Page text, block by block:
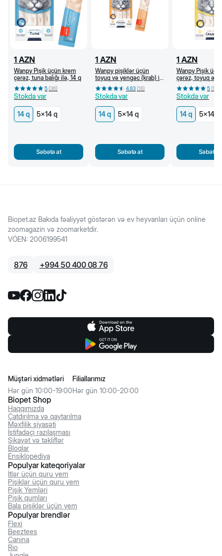
1 AZN
Wanpy Pişik üçün krem
çərəz, tuna balığı ilə, 14 q
5(36)
Stokda var
14 q 5x14 q
Səbətə at
1 AZN
Wanpy pişiklər üçün
toyuq və yengəc (krab) ilə
krem çərəz, 14 q
4.83(18)
Stokda var
14 q 5x14 q
Səbətə at
1 AZN
Wanpy Pişik
çərəz, toyuq əti
5(18
Stokda var
14 q 5x14 q
Səbətə
Biopet.az Bakıda fəaliyyət göstərən və ev heyvanları üçün online
zoomagazin və zoomarketdir.
VÖEN: 2006199541
876 +994 50 400 08 76
Biopet Shop
Haqqımızda
Çatdırılma və qaytarılma
Məxfilik siyasəti
İstifadəçi razılaşması
Şikayət və təkliflər
Bloqlar
Ensiklopediya
Müştəri xidmətləri
Hər gün 10:00-19:00
Filiallarımız
Hər gün 10:00-20:00
Populyar kateqoriyalar
İtlər üçün quru yem
Pişiklər üçün quru yem
Pişik Yemləri
Pişik qumları
Bala pişiklər üçün yem
Populyar brendlər
Flexi
Beeztees
Canina
Rio